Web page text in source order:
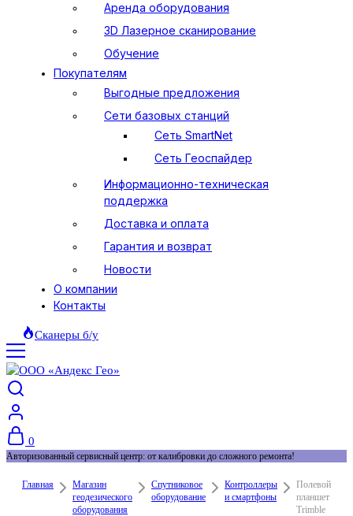
Аренда оборудования
3D Лазерное сканирование
Обучение
Покупателям
Выгодные предложения
Сети базовых станций
Сеть SmartNet
Сеть Геоспайдер
Информационно-техническая
поддержка
Доставка и оплата
Гарантия и возврат
Новости
О компании
Контакты
Сканеры б/у
0
Авторизованный сервисный центр: от калибровки до сложного ремонта!
Главная
Магазин
геодезического
оборудования
Спутниковое
оборудование
Контроллеры
и смартфоны
Полевой
планшет
Trimble